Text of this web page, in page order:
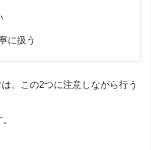
に扱う
、この2つに注意しながら行う